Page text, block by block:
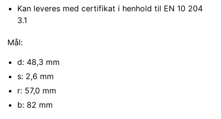
Kan leveres med certifikat i henhold til EN 10 204
3.1
Mål:
d: 48,3 mm
s: 2,6 mm
r: 57,0 mm
b: 82 mm